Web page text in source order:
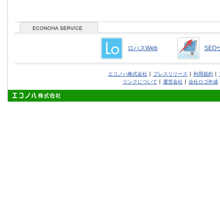
ロハスWeb SEO
エコノハ株式会社 プレスリリース 利用規約
リンクについて
運営会社 会社ロゴ作成